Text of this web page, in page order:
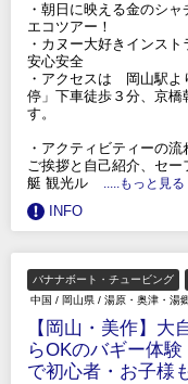
・朝日に映える金のシ
エコツアー！
・カヌー大好きインス
安心安全
・アクセスは 岡山駅よ
停」下車徒歩３分、京橋
す。
・アクティビティーの流
ご挨拶と自己紹介、セ
艇 観光ル
.....もっと見る
INFO
バナナボート・チュービング
中国 / 岡山県 / 湯原・奥津・湯
【岡山・美作】大
らOKのバギー体
で初心者・お子様